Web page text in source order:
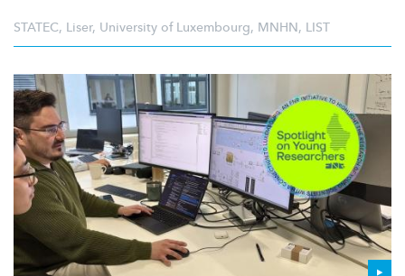
STATEC, Liser, University of Luxembourg, MNHN, LIST